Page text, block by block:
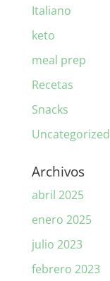
Italiano
keto
meal prep
Recetas
Snacks
Uncategorized
Archivos
abril 2025
enero 2025
julio 2023
febrero 2023